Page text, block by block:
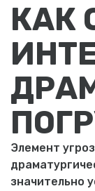
КАК
Элемент
значительно